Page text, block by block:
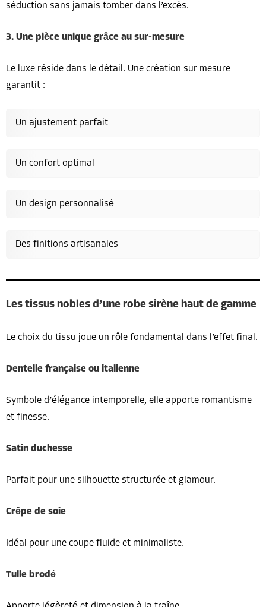
séduction sans jamais tomber dans l’excès.
3. Une pièce unique grâce au sur-mesure
Le luxe réside dans le détail. Une création sur mesure
garantit :
Un ajustement parfait
Un confort optimal
Un design personnalisé
Des finitions artisanales
Les tissus nobles d’une robe sirène haut de gamme
Le choix du tissu joue un rôle fondamental dans l’effet final.
Dentelle française ou italienne
Symbole d’élégance intemporelle, elle apporte romantisme
et finesse.
Satin duchesse
Parfait pour une silhouette structurée et glamour.
Crêpe de soie
Idéal pour une coupe fluide et minimaliste.
Tulle brodé